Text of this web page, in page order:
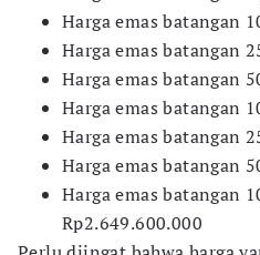
​Harga emas batangan
​Harga emas batangan
​Harga emas batangan
​Harga emas batangan
​Harga emas batangan
​Harga emas batangan
​Harga emas batangan
Rp2.649.600.000